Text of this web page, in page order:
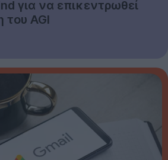
για να επικεντρωθεί
του AGI